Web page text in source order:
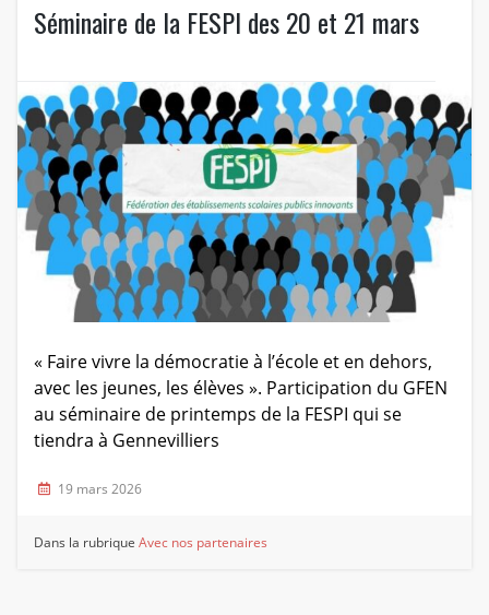
Séminaire de la FESPI des 20 et 21 mars
« Faire vivre la démocratie à l’école et en dehors,
avec les jeunes, les élèves ». Participation du GFEN
au séminaire de printemps de la FESPI qui se
tiendra à Gennevilliers
19 mars 2026
Dans la rubriqueAvec nos partenaires